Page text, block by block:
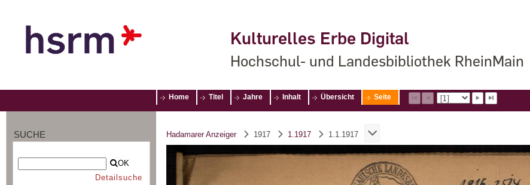
Kulturelles Erbe Digital
Hochschul- und Landesbibliothek RheinMain
Home Titel Jahre Inhalt Übersicht Seite
SUCHE
OK
Detailsuche
Hadamarer Anzeiger 1917 1.1917 1.1.1917